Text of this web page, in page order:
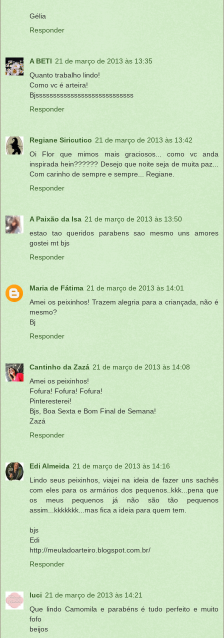
Gélia
Responder
A BETI 21 de março de 2013 às 13:35
Quanto trabalho lindo!
Como vc é arteira!
Bjssssssssssssssssssssssssssss
Responder
Regiane Siricutico 21 de março de 2013 às 13:42
Oi Flor que mimos mais graciosos... como vc anda
inspirada hein?????? Desejo que noite seja de muita paz...
Com carinho de sempre e sempre... Regiane.
Responder
A Paixão da Isa 21 de março de 2013 às 13:50
estao tao queridos parabens sao mesmo uns amores
gostei mt bjs
Responder
Maria de Fátima 21 de março de 2013 às 14:01
Amei os peixinhos! Trazem alegria para a criançada, não é
mesmo?
Bj
Responder
Cantinho da Zazá 21 de março de 2013 às 14:08
Amei os peixinhos!
Fofura! Fofura! Fofura!
Pinteresterei!
Bjs, Boa Sexta e Bom Final de Semana!
Zazá
Responder
Edi Almeida 21 de março de 2013 às 14:16
Lindo seus peixinhos, viajei na ideia de fazer uns sachês
com eles para os armários dos pequenos..kkk...pena que
os meus pequenos já não são tão pequenos
assim...kkkkkkk...mas fica a ideia para quem tem.
bjs
Edi
http://meuladoarteiro.blogspot.com.br/
Responder
luci 21 de março de 2013 às 14:21
Que lindo Camomila e parabéns é tudo perfeito e muito
fofo
beijos